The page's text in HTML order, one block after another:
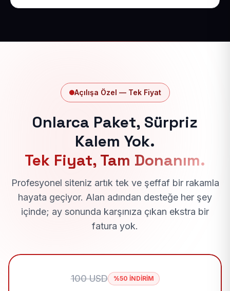
Açılışa Özel — Tek Fiyat
Onlarca Paket, Sürpriz
Kalem Yok.
Tek Fiyat, Tam Donanım.
Profesyonel siteniz artık tek ve şeffaf bir rakamla
hayata geçiyor. Alan adından desteğe her şey
içinde; ay sonunda karşınıza çıkan ekstra bir
fatura yok.
100 USD %50 İNDİRİM